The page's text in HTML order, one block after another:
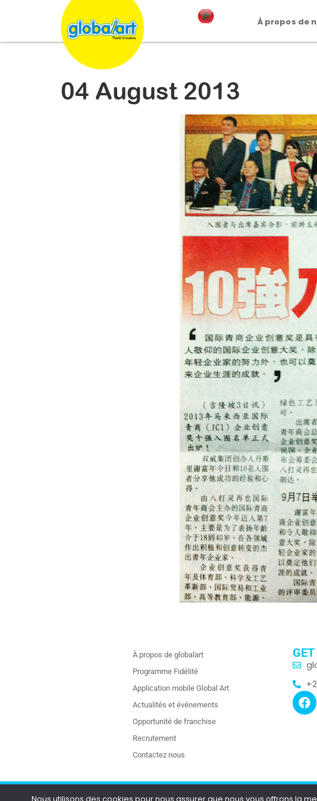
À propos de
04 August 2013
À propos de globalart
Programme Fidélité
Application mobile Global Art
Actualités et événements
Opportunité de franchise
Recrutement
Contactez nous